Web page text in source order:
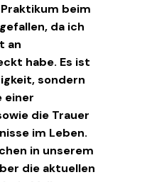
beim
da ich
an
habe. Es ist
sondern
einer
die Trauer
im Leben.
in unserem
die aktuellen